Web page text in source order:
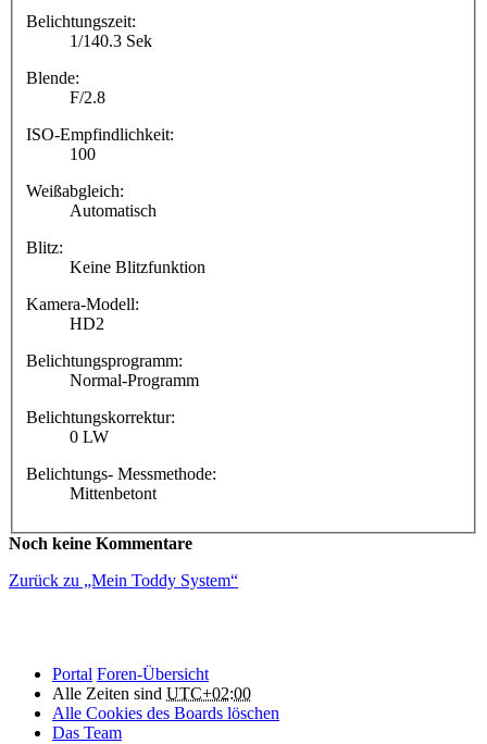
Belichtungszeit:
1/140.3 Sek
Blende:
F/2.8
ISO-Empfindlichkeit:
100
Weißabgleich:
Automatisch
Blitz:
Keine Blitzfunktion
Kamera-Modell:
HD2
Belichtungsprogramm:
Normal-Programm
Belichtungskorrektur:
0 LW
Belichtungs- Messmethode:
Mittenbetont
Noch keine Kommentare
Zurück zu „Mein Toddy System“
Portal Foren-Übersicht
Alle Zeiten sind UTC+02:00
Alle Cookies des Boards löschen
Das Team